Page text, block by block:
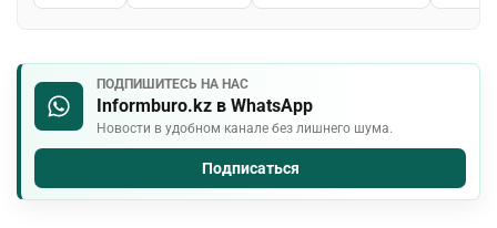
ПОДПИШИТЕСЬ НА НАС
Informburo.kz в WhatsApp
Новости в удобном канале без лишнего шума.
Подписаться